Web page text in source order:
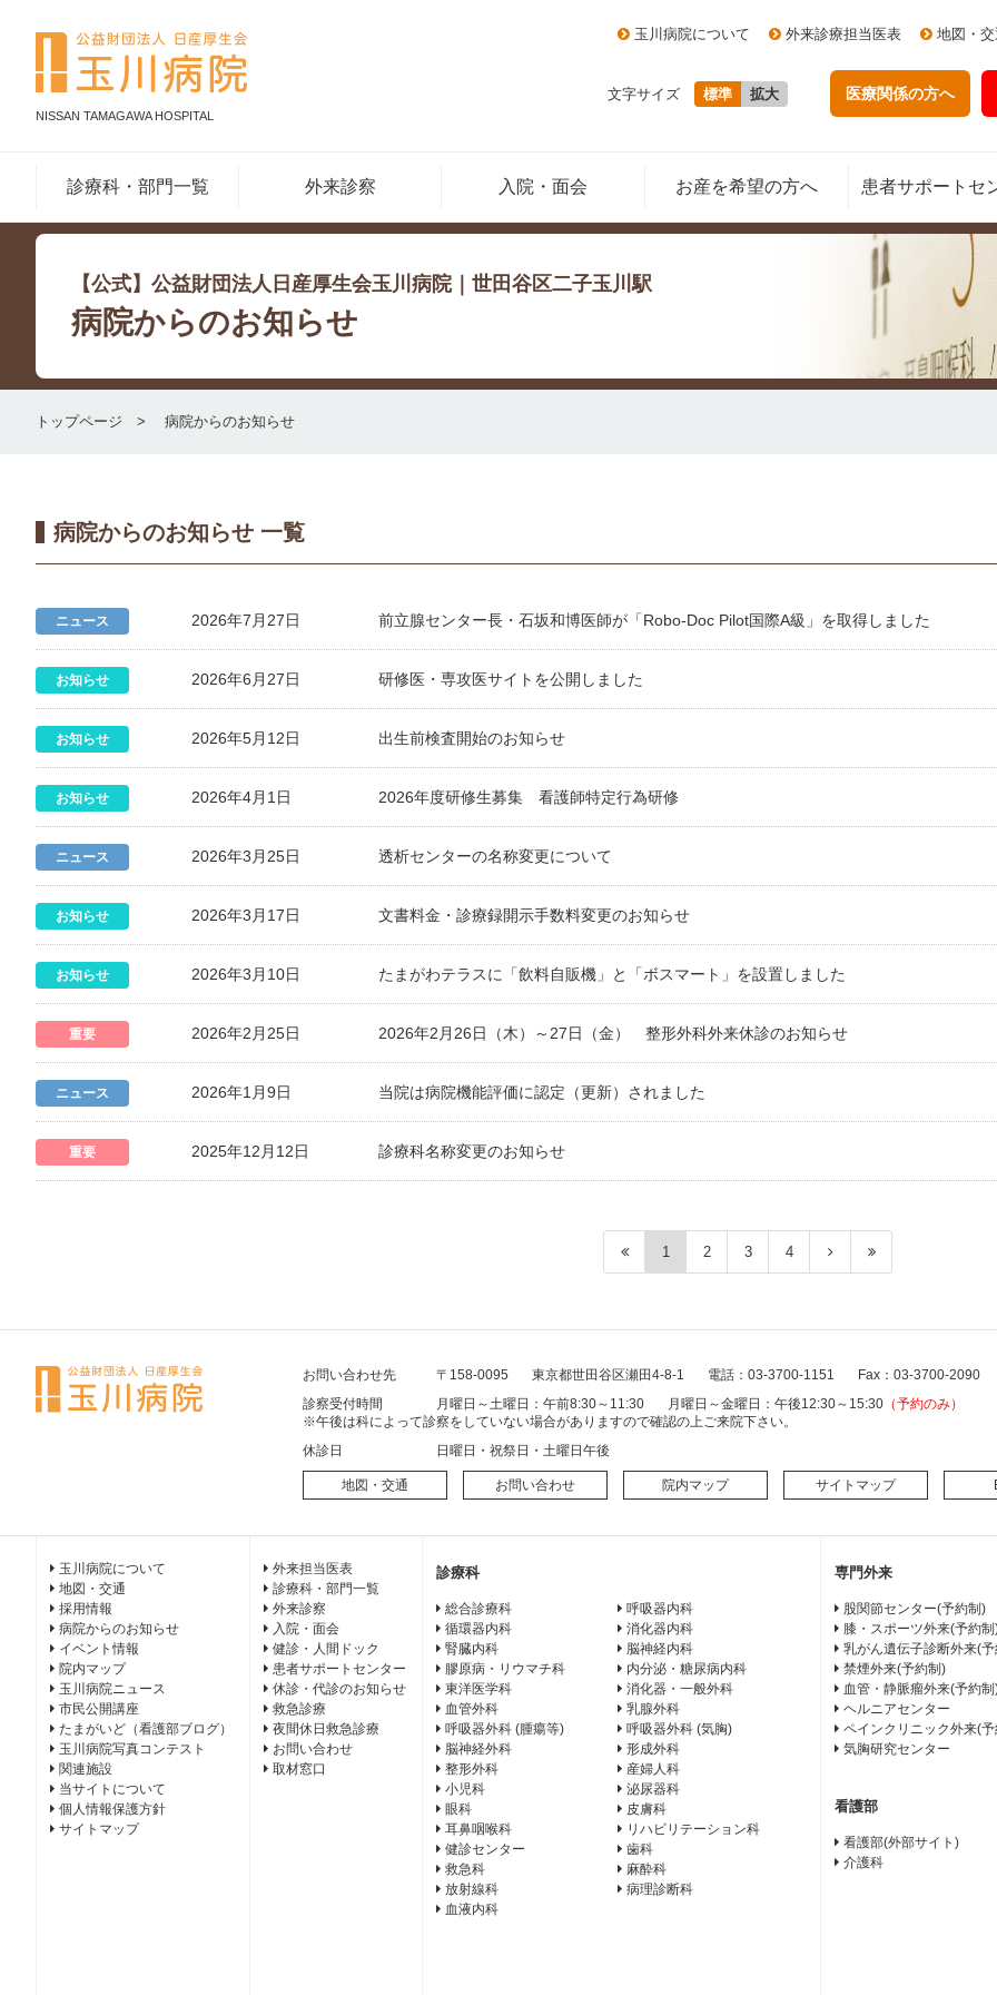
玉川病院について 外来診療担当医表 地図・交
文字サイズ 標準 拡大 医療関係の方へ
NISSAN TAMAGAWA HOSPITAL
診療科・部門一覧 外来診察 入院・面会 お産を希望の方へ 患者サポートセ
【公式】公益財団法人日産厚生会玉川病院｜世田谷区二子玉川駅
病院からのお知らせ
トップページ 病院からのお知らせ
病院からのお知らせ 一覧
ニュース 2026年7月27日 前立腺センター長・石坂和博医師が「Robo-Doc Pilot国際A級」を取得しました
お知らせ 2026年6月27日 研修医・専攻医サイトを公開しました
お知らせ 2026年5月12日 出生前検査開始のお知らせ
お知らせ 2026年4月1日 2026年度研修生募集 看護師特定行為研修
ニュース 2026年3月25日 透析センターの名称変更について
お知らせ 2026年3月17日 文書料金・診療録開示手数料変更のお知らせ
お知らせ 2026年3月10日 たまがわテラスに「飲料自販機」と「ボスマート」を設置しました
重要 2026年2月25日 2026年2月26日（木）～27日（金） 整形外科外来休診のお知らせ
ニュース 2026年1月9日 当院は病院機能評価に認定（更新）されました
重要 2025年12月12日 診療科名称変更のお知らせ
1 2 3 4
お問い合わせ先 〒158-0095 東京都世田谷区瀬田4-8-1 電話：03-3700-1151
Fax：03-3700-2090
診察受付時間
月曜日～土曜日：午前8:30～11:30 月曜日～金曜日：午後12:30～15:30 （予約のみ）
※午後は科によって診察をしていない場合がありますので確認の上ご来院下さい。
休診日
日曜日・祝祭日・土曜日午後
地図・交通 お問い合わせ 院内マップ サイトマップ
玉川病院について
地図・交通
採用情報
病院からのお知らせ
イベント情報
院内マップ
玉川病院ニュース
市民公開講座
たまがいど（看護部ブログ）
玉川病院写真コンテスト
関連施設
当サイトについて
個人情報保護方針
サイトマップ
外来担当医表
診療科・部門一覧
外来診察
入院・面会
健診・人間ドック
患者サポートセンター
休診・代診のお知らせ
救急診療
夜間休日救急診療
お問い合わせ
取材窓口
診療科
総合診療科
呼吸器内科
循環器内科
消化器内科
腎臓内科
脳神経内科
膠原病・リウマチ科
内分泌・糖尿病内科
東洋医学科
消化器・一般外科
血管外科
乳腺外科
呼吸器外科 (腫瘍等)
呼吸器外科 (気胸)
脳神経外科
形成外科
整形外科
産婦人科
小児科
泌尿器科
眼科
皮膚科
耳鼻咽喉科
リハビリテーション科
健診センター
歯科
救急科
麻酔科
放射線科
病理診断科
血液内科
専門外来
股関節センター(予約制)
膝・スポーツ外来(予約制
乳がん遺伝子診断外来(
禁煙外来(予約制)
血管・静脈瘤外来(予約制
ヘルニアセンター
ペインクリニック外来(
気胸研究センター
看護部
看護部(外部サイト)
介護科